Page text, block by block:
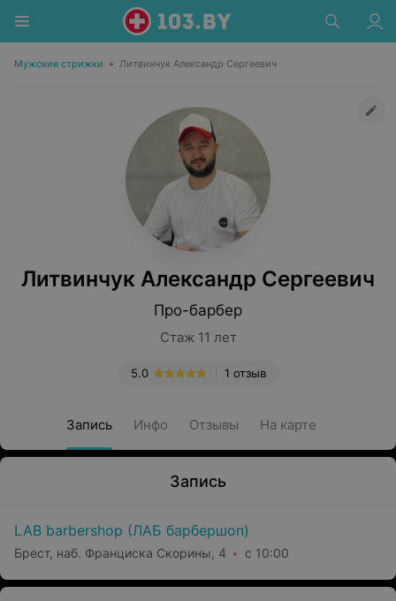
Мужские стрижки • Литвинчук Александр Сергеевич
Литвинчук Александр Сергеевич
Про-барбер
Стаж 11 лет
1 отзыв
5.0
Запись Инфо Отзывы На карте
Запись
LAB barbershop (ЛАБ барбершоп)
Брест, наб. Франциска Скорины, 4 с 10:00